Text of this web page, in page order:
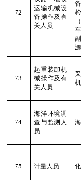
72
运输机械设
备操作及有
关人员
73
起重装卸机
械操作及有
关人员
74
海洋环境调
查与监测人
员
75 计量人员